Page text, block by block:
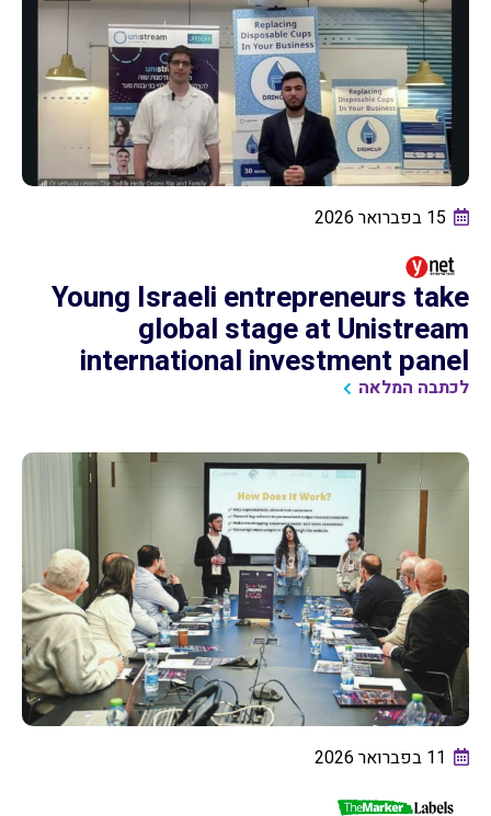
15 בפברואר 2026
Young Israeli entrepreneurs take
global stage at Unistream
international investment panel
לכתבה המלאה
11 בפברואר 2026